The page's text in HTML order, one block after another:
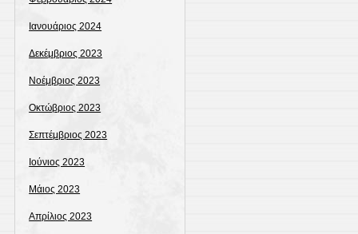
Ιανουάριος 2024
Δεκέμβριος 2023
Νοέμβριος 2023
Οκτώβριος 2023
Σεπτέμβριος 2023
Ιούνιος 2023
Μάιος 2023
Απρίλιος 2023